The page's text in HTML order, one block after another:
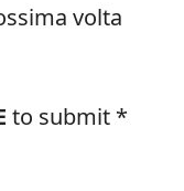
volta
to submit *